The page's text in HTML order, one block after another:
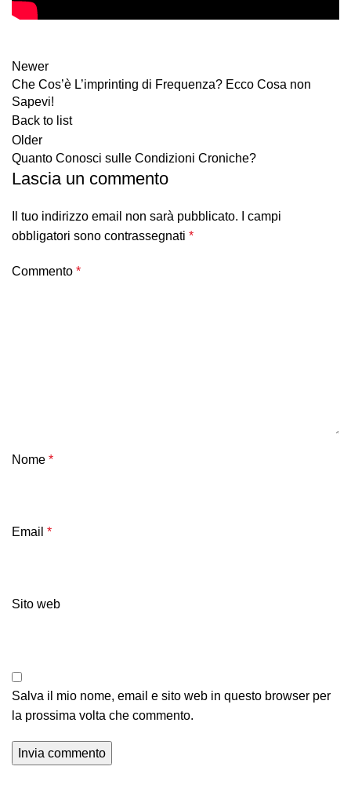
Newer
Che Cos’è L’imprinting di Frequenza? Ecco Cosa non
Sapevi!
Back to list
Older
Quanto Conosci sulle Condizioni Croniche?
Lascia un commento
Il tuo indirizzo email non sarà pubblicato.
I campi
obbligatori sono contrassegnati *
Commento *
Nome *
Email *
Sito web
Salva il mio nome, email e sito web in questo browser per
la prossima volta che commento.